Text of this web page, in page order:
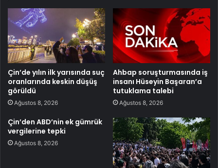
Çin’de yılın ilk yarısında suç
oranlarında keskin düşüş
görüldü
Ağustos 8, 2026
Ahbap soruşturmasında iş
insanı Hüseyin Başaran’a
tutuklama talebi
Ağustos 8, 2026
Çin’den ABD’nin ek gümrük
vergilerine tepki
Ağustos 8, 2026